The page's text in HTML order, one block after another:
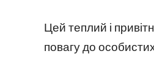
Цей теплий і
повагу до